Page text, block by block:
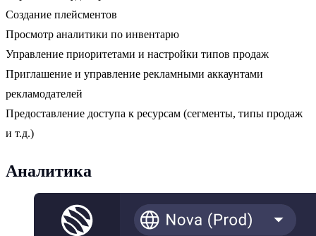
Создание плейсментов
Просмотр аналитики по инвентарю
Управление приоритетами и настройки типов продаж
Приглашение и управление рекламными аккаунтами
рекламодателей
Предоставление доступа к ресурсам (сегменты, типы продаж
и т.д.)
Аналитика